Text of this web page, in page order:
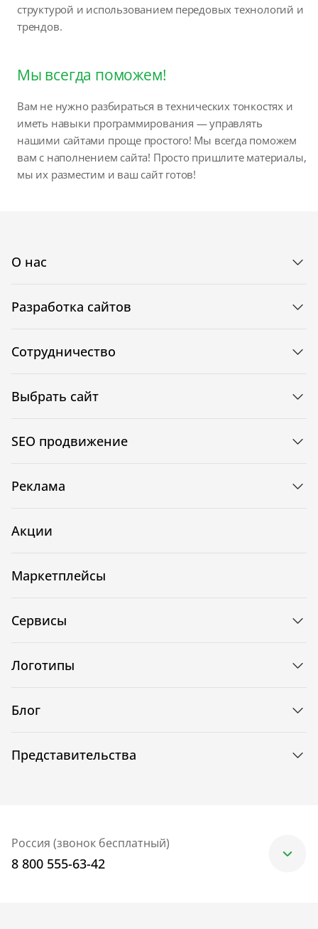
структурой и использованием передовых технологий и
трендов.
Мы всегда поможем!
Вам не нужно разбираться в технических тонкостях и
иметь навыки программирования — управлять
нашими сайтами проще простого! Мы всегда поможем
вам с наполнением сайта! Просто пришлите материалы,
мы их разместим и ваш сайт готов!
О нас
Разработка сайтов
Сотрудничество
Выбрать сайт
SEO продвижение
Реклама
Акции
Маркетплейсы
Сервисы
Логотипы
Блог
Представительства
Россия (звонок бесплатный)
8 800 555-63-42